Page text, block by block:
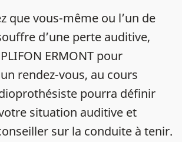
que vous-même ou l’un de
d’une perte auditive,
ERMONT pour
rendez-vous, au cours
pourra définir
situation auditive et
sur la conduite à tenir.